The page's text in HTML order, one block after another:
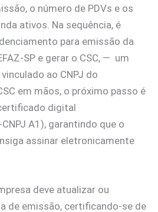
o número de PDVs e os
ativos. Na sequência, é
para emissão da
SP e gerar o CSC, — um
ao CNPJ do
em mãos, o próximo passo é
digital
A1), garantindo que o
assinar eletronicamente
deve atualizar ou
de emissão, certificando-se de